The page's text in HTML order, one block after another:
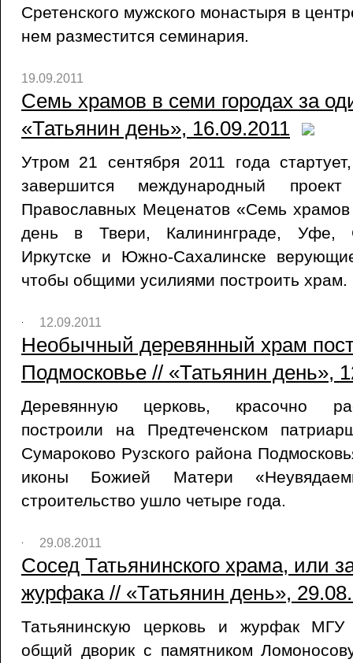
Сретенского мужского монастыря в
нем разместится семинария.
19.09.2011
Семь храмов в семи городах за
«Татьянин день», 16.09.2011
Утром 21 сентября 2011 года
завершится международный
Православных Меценатов «Семь
день в Твери, Калининграде, Уфе,
Иркутске и Южно-Сахалинске
чтобы общими усилиями построить храм.
12.09.2011
Необычный деревянный храм
Подмосковье // «Татьянин день»,
Деревянную церковь, красочно
построили на Предтеченском
Сумароково Рузского района
иконы Божией Матери
строительство ушло четыре года.
29.08.2011
Сосед Татьянинского храма, или
журфака // «Татьянин день»,
Татьянинскую церковь и журфак МГУ
общий дворик с памятником